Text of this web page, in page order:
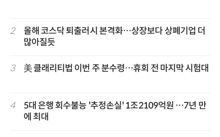
2
올해 코스닥 퇴출러시 본격화…상장보다 상폐기업 더
많아질듯
3 美 클래리티법 이번 주 분수령…휴회 전 마지막 시험대
4
5대 은행 회수불능 '추정손실' 1조2109억원 …7년 만
에 최대